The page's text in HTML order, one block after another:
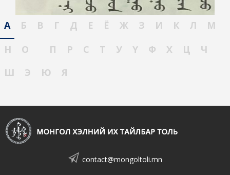
А Б В Г Д Е Ё Ж З И К Л
М
Н
О П Р С Т У Ү Ф Х Ц
Ч
Ш
Э Ю Я
contact@mongoltoli.mn